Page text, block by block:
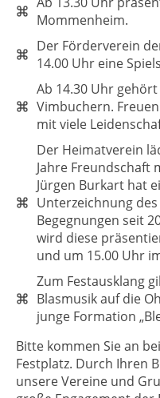
Mommenheim.
Der Förderverein
14.00 Uhr eine
Ab 14.30 Uhr
Vimbuchern.
mit viele
Der Heimatverein
Jahre Freundschaft
Jürgen Burkart hat
Unterzeichnung
Begegnungen seit
wird diese
und um 15.00 Uhr
Zum Festausklang
Blasmusik auf die
junge Formation
Bitte kommen Sie an
Festplatz. Durch Ihren
unsere Vereine und